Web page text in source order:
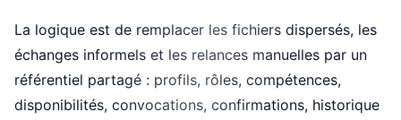
La logique est de remplacer les fichiers dispersés, les
échanges informels et les relances manuelles par un
référentiel partagé : profils, rôles, compétences,
disponibilités, convocations, confirmations, historique